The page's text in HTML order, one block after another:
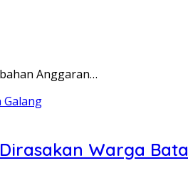
Anggaran…
Warga